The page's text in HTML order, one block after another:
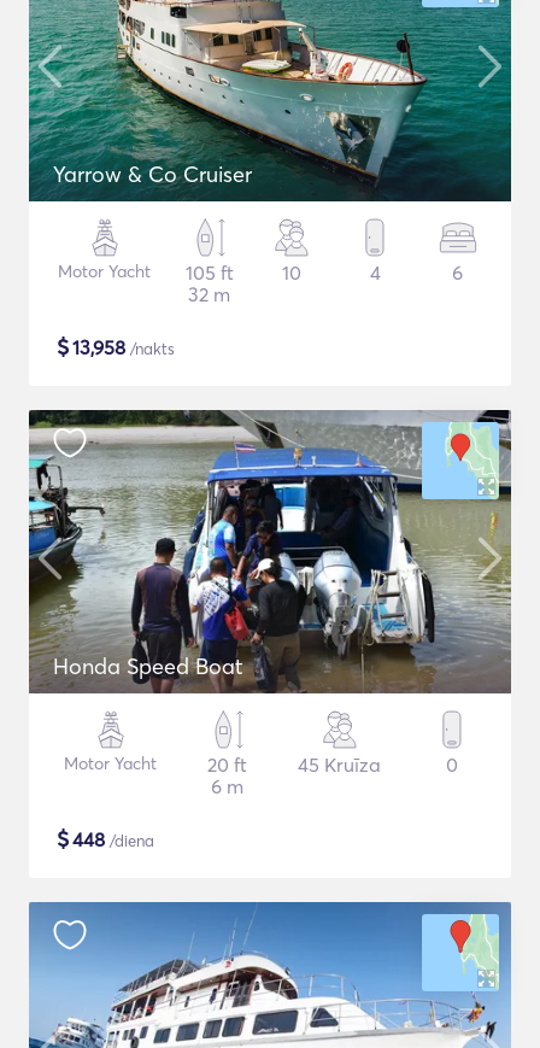
Yarrow & Co Cruiser
Motor Yacht
105 ft
32 m
10 4 6
$13,958 /nakts
Honda Speed Boat
Motor Yacht
20 ft
6 m
45 Kruīza 0
$448 /diena